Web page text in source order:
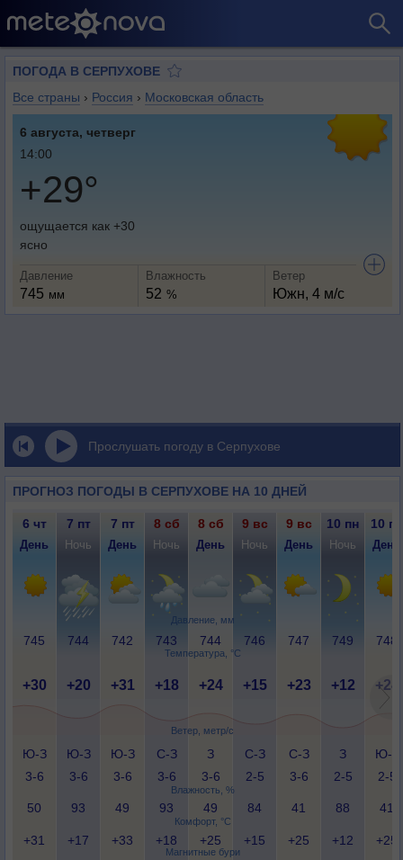
ПОГОДА В СЕРПУХОВЕ
Все страны › Россия › Московская область
6 августа, четверг
14:00
+29°
ощущается как +30
ясно
Давление
745 мм
Влажность
52 %
Ветер
Южн, 4 м/с
Прослушать погоду в Серпухове
ПРОГНОЗ ПОГОДЫ В СЕРПУХОВЕ НА 10 ДНЕЙ
Давление, мм
Температура, °C
Ветер, метр/с
Влажность, %
Комфорт, °C
Магнитные бури
6 чт 7 пт 7 пт 8 сб 8 сб 9 вс 9 вс 10 пн 10 пн
День Ночь День Ночь День Ночь День Ночь День
745 744 742 743 744 746 747 749 748
+30 +20 +31 +18 +24 +15 +23 +12 +24
Ю-З
3-6
Ю-З
3-6
Ю-З
3-6
С-З
3-6
З
3-6
С-З
2-5
С-З
3-6
З
2-5
Ю-З
2-5
50 93 49 93 49 84 41 88 41
+31 +17 +33 +18 +25 +15 +25 +12 +25